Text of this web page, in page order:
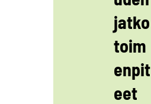
jatko
toim
enpit
eet